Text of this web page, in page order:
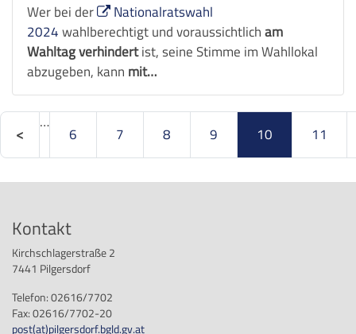
Wer bei der
Nationalratswahl
2024wahlberechtigt und voraussichtlicham
Wahltag verhindertist, seine Stimme im Wahllokal
abzugeben, kann mit…
…
6 7 8 9 10 11
Kontakt
Kirchschlagerstraße 2
7441 Pilgersdorf
Telefon: 02616/7702
Fax: 02616/7702-20
post(at)pilgersdorf.bgld.gv.at